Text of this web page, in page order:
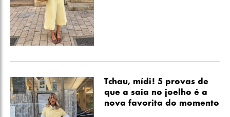
Tchau, mídi! 5 provas de
que a saia no joelho é a
nova favorita do momento